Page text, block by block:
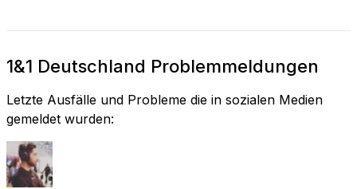
1&1 Deutschland Problemmeldungen
Letzte Ausfälle und Probleme die in sozialen Medien
gemeldet wurden: